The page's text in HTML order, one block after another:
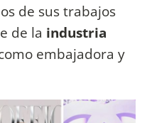
de sus trabajos
de la industria
embajadora y